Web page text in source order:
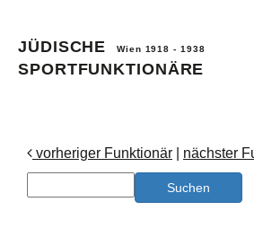
JÜDISCHE Wien 1918 - 1938
SPORTFUNKTIONÄRE
vorheriger Funktionär nächster